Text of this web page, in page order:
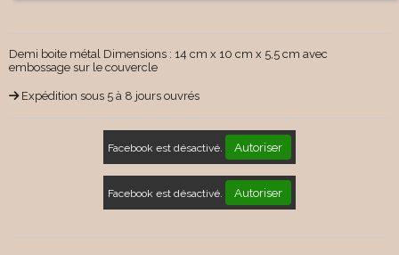
Demi boite métal Dimensions : 14 cm x 10 cm x 5,5 cm avec
embossage sur le couvercle
Expédition sous 5 à 8 jours ouvrés
Facebook est désactivé. Autoriser
Facebook est désactivé. Autoriser